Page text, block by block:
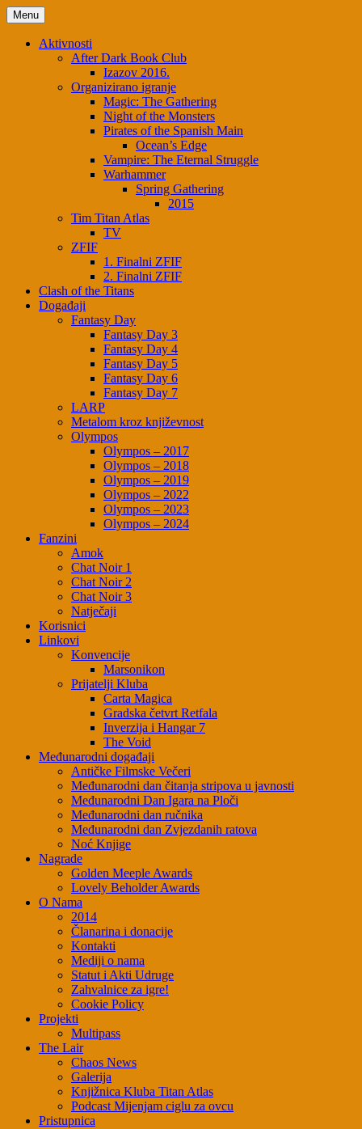
Menu
Aktivnosti
After Dark Book Club
Izazov 2016.
Organizirano igranje
Magic: The Gathering
Night of the Monsters
Pirates of the Spanish Main
Ocean’s Edge
Vampire: The Eternal Struggle
Warhammer
Spring Gathering
2015
Tim Titan Atlas
TV
ZFIF
1. Finalni ZFIF
2. Finalni ZFIF
Clash of the Titans
Događaji
Fantasy Day
Fantasy Day 3
Fantasy Day 4
Fantasy Day 5
Fantasy Day 6
Fantasy Day 7
LARP
Metalom kroz književnost
Olympos
Olympos – 2017
Olympos – 2018
Olympos – 2019
Olympos – 2022
Olympos – 2023
Olympos – 2024
Fanzini
Amok
Chat Noir 1
Chat Noir 2
Chat Noir 3
Natječaji
Korisnici
Linkovi
Konvencije
Marsonikon
Prijatelji Kluba
Carta Magica
Gradska četvrt Retfala
Inverzija i Hangar 7
The Void
Međunarodni događaji
Antičke Filmske Večeri
Međunarodni dan čitanja stripova u javnosti
Međunarodni Dan Igara na Ploči
Međunarodni dan ručnika
Međunarodni dan Zvjezdanih ratova
Noć Knjige
Nagrade
Golden Meeple Awards
Lovely Beholder Awards
O Nama
2014
Članarina i donacije
Kontakti
Mediji o nama
Statut i Akti Udruge
Zahvalnice za igre!
Cookie Policy
Projekti
Multipass
The Lair
Chaos News
Galerija
Knjižnica Kluba Titan Atlas
Podcast Mijenjam ciglu za ovcu
Pristupnica